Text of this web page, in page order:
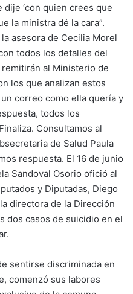
‘con quien crees que
la ministra dé la cara”.
asesora de Cecilia Morel
todos los detalles del
al Ministerio de
los que analizan estos
correo como ella quería y
todos los
Consultamos al
de Salud Paula
respuesta. El 16 de junio
Sandoval Osorio ofició al
y Diputadas, Diego
directora de la Dirección
dos casos de suicidio en el
sentirse discriminada en
comenzó sus labores